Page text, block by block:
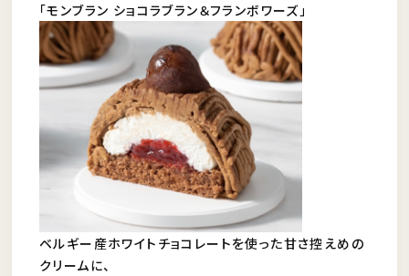
「モンブラン ショコラブラン＆フランボワーズ」
ベルギー産ホワイトチョコレートを使った甘さ控えめの
クリームに、